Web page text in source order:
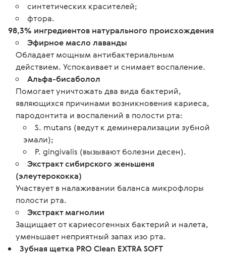
синтетических красителей;
фтора.
98,3% ингредиентов натурального происхождения
Эфирное масло лаванды
Обладает мощным антибактериальным
действием. Успокаивает и снимает воспаление.
Альфа-бисаболол
Помогает уничтожать два вида бактерий,
являющихся причинами возникновения кариеса,
пародонтита и воспалений в полости рта:
S. mutans (ведут к деминерализации зубной
эмали);
P. gingivalis (вызывают болезни десен).
Экстракт сибирского женьшеня
(элеутерококка)
Участвует в налаживании баланса микрофлоры
полости рта.
Экстракт магнолии
Защищает от кариесогенных бактерий и налета,
уменьшает неприятный запах изо рта.
Зубная щетка PRO Clean EXTRA SOFT